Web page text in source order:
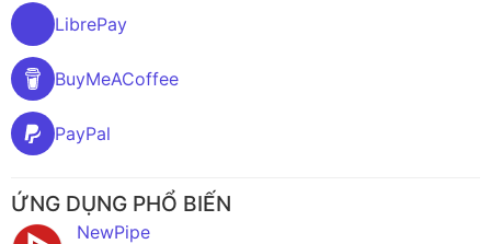
LibrePay
BuyMeACoffee
PayPal
ỨNG DỤNG PHỔ BIẾN
NewPipe